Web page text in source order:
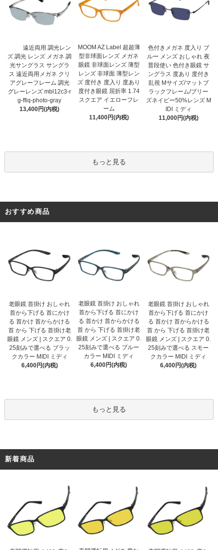
遠近両用 調光レン
ズ 調光 レンズ メガネ 調
光サングラス サングラ
ス 遠近両用メガネ クリ
アグレーフレーム 調光
グレーレンズ mbl12c3-r
g-ffiq-photo-gray
13,400円(内税)
MOOM AZ Label 超超薄
型非球面レンズ メガネ
眼鏡 非球面レンズ 薄型
レンズ 非球面 薄型レン
ズ 度付き 度入り 度あり
度付き眼鏡 屈折率 1.74
スクエア イエローフレ
ーム
11,400円(内税)
色付きメガネ 度入り ブ
ルー メンズ おしゃれ 夜
普段使い 色付き眼鏡 サ
ングラス 度あり 度付き
乱視 Mサイズ/マットブ
ラックフレーム/ブリー
ズネイビー50%レンズ M
IDI ミディ
11,000円(内税)
もっと見る
おすすめ商品
老眼鏡 首掛け おしゃれ
首から下げる 首にかけ
る 首かけ 首からかける
首 から 下げる 首掛け老
眼鏡 メンズ | スクエア 0.
25刻みで選べる ブラッ
クカラー MIDI ミディ
6,400円(内税)
老眼鏡 首掛け おしゃれ
首から下げる 首にかけ
る 首かけ 首からかける
首 から 下げる 首掛け老
眼鏡 メンズ | スクエア 0.
25刻みで選べる ブルー
カラー MIDI ミディ
6,400円(内税)
老眼鏡 首掛け おしゃれ
首から下げる 首にかけ
る 首かけ 首からかける
首 から 下げる 首掛け老
眼鏡 メンズ | スクエア 0.
25刻みで選べる スモー
クカラー MIDI ミディ
6,400円(内税)
もっと見る
新着商品